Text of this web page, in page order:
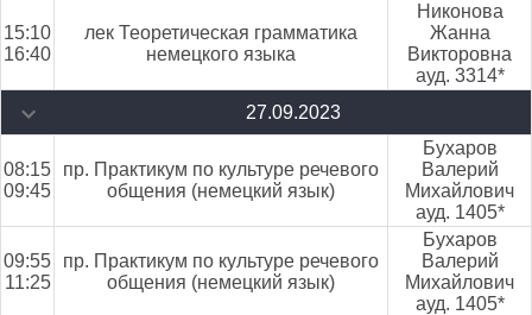
15:10
16:40
лек Теоретическая грамматика
немецкого языка
Никонова
Жанна
Викторовна
ауд. 3314*
27.09.2023
08:15
09:45
пр. Практикум по культуре речевого
общения (немецкий язык)
Бухаров
Валерий
Михайлович
ауд. 1405*
09:55
11:25
пр. Практикум по культуре речевого
общения (немецкий язык)
Бухаров
Валерий
Михайлович
ауд. 1405*